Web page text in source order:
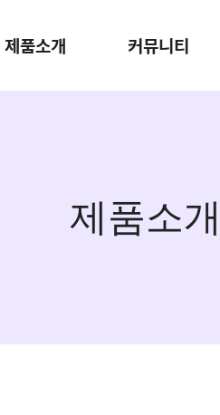
제품소개 커뮤니티
제품소개